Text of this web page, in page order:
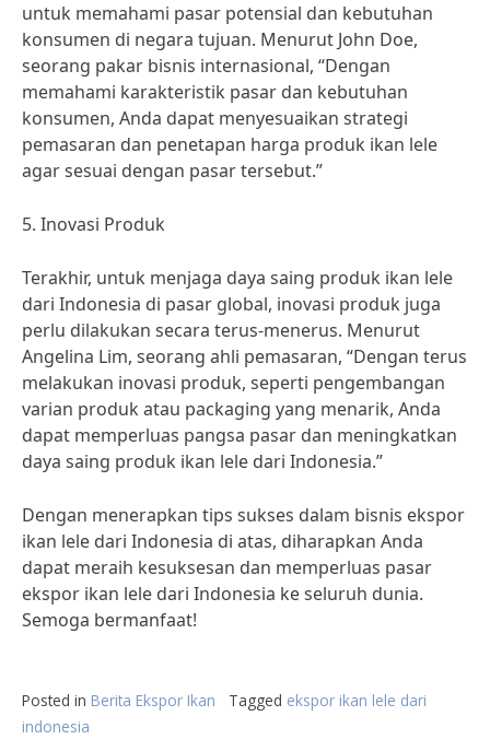
untuk memahami pasar potensial dan kebutuhan
konsumen di negara tujuan. Menurut John Doe,
seorang pakar bisnis internasional, “Dengan
memahami karakteristik pasar dan kebutuhan
konsumen, Anda dapat menyesuaikan strategi
pemasaran dan penetapan harga produk ikan lele
agar sesuai dengan pasar tersebut.”
5. Inovasi Produk
Terakhir, untuk menjaga daya saing produk ikan lele
dari Indonesia di pasar global, inovasi produk juga
perlu dilakukan secara terus-menerus. Menurut
Angelina Lim, seorang ahli pemasaran, “Dengan terus
melakukan inovasi produk, seperti pengembangan
varian produk atau packaging yang menarik, Anda
dapat memperluas pangsa pasar dan meningkatkan
daya saing produk ikan lele dari Indonesia.”
Dengan menerapkan tips sukses dalam bisnis ekspor
ikan lele dari Indonesia di atas, diharapkan Anda
dapat meraih kesuksesan dan memperluas pasar
ekspor ikan lele dari Indonesia ke seluruh dunia.
Semoga bermanfaat!
Posted in Berita Ekspor Ikan Tagged ekspor ikan lele dari
indonesia